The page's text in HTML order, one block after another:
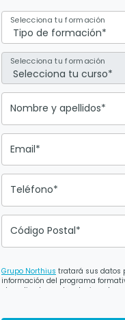
Selecciona tu formación
Selecciona tu formación
Nombre y apellidos*
Email*
Teléfono*
Código Postal*
Grupo Northius tratará sus datos
información del programa
otros directamente relacionados